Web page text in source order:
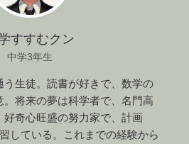
すすむクン
中学3年生
生徒。読書が好きで、数学の
。将来の夢は科学者で、名門高
奇心旺盛の努力家で、計画
している。これまでの経験から